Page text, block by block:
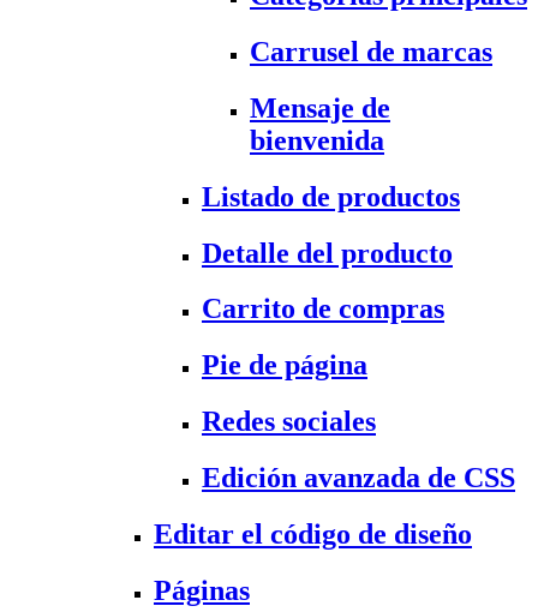
Carrusel de marcas
Mensaje de
bienvenida
Listado de productos
Detalle del producto
Carrito de compras
Pie de página
Redes sociales
Edición avanzada de CSS
Editar el código de diseño
Páginas